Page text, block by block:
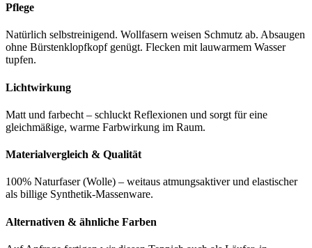
Pflege
Natürlich selbstreinigend. Wollfasern weisen Schmutz ab. Absaugen
ohne Bürstenklopfkopf genügt. Flecken mit lauwarmem Wasser
tupfen.
Lichtwirkung
Matt und farbecht – schluckt Reflexionen und sorgt für eine
gleichmäßige, warme Farbwirkung im Raum.
Materialvergleich & Qualität
100% Naturfaser (Wolle) – weitaus atmungsaktiver und elastischer
als billige Synthetik-Massenware.
Alternativen & ähnliche Farben